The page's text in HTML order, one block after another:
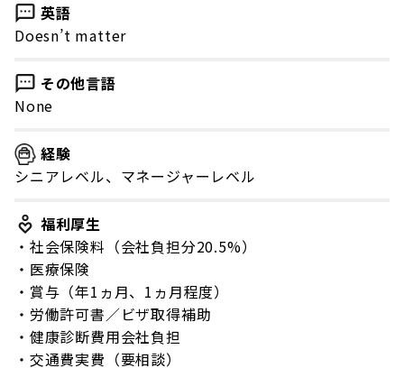
英語
Doesn’t matter
その他言語
None
経験
シニアレベル、マネージャーレベル
福利厚生
・社会保険料（会社負担分20.5%）
・医療保険
・賞与（年1ヵ月、1ヵ月程度）
・労働許可書／ビザ取得補助
・健康診断費用会社負担
・交通費実費（要相談）